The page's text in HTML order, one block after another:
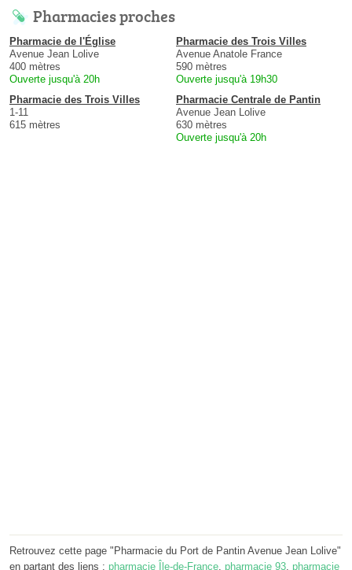
Pharmacies proches
Pharmacie de l'Église
Avenue Jean Lolive
400 mètres
Ouverte jusqu'à 20h
Pharmacie des Trois Villes
Avenue Anatole France
590 mètres
Ouverte jusqu'à 19h30
Pharmacie des Trois Villes
1-11
615 mètres
Pharmacie Centrale de Pantin
Avenue Jean Lolive
630 mètres
Ouverte jusqu'à 20h
Retrouvez cette page "Pharmacie du Port de Pantin Avenue Jean Lolive"
en partant des liens : pharmacie Île-de-France, pharmacie 93, pharmacie